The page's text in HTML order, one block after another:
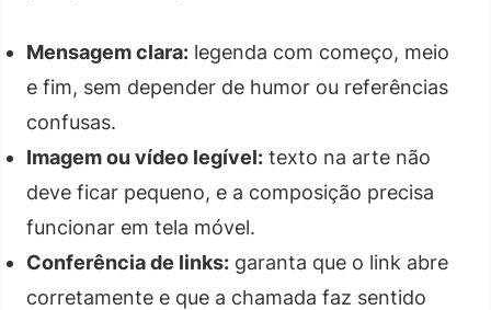
Mensagem clara: legenda com começo, meio
e fim, sem depender de humor ou referências
confusas.
Imagem ou vídeo legível: texto na arte não
deve ficar pequeno, e a composição precisa
funcionar em tela móvel.
Conferência de links: garanta que o link abre
corretamente e que a chamada faz sentido